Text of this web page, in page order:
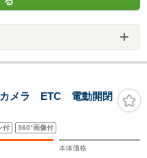
メラ ETC 電動開閉
付 360°画像付
本体価格